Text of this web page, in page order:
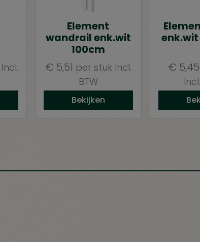
Incl.
Element
wandrail enk.wit
100cm
€ 5,51 per stuk Incl.
BTW
Bekijken
€ 5,45